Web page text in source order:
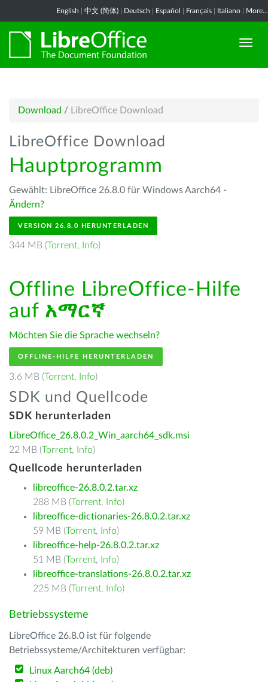
English 中文 (简体) Deutsch Español Français Italiano More...
Download / LibreOffice Download
LibreOffice Download
Hauptprogramm
Gewählt: LibreOffice 26.8.0 für Windows Aarch64 -
Ändern?
VERSION 26.8.0 HERUNTERLADEN
344 MB (Torrent, Info)
Offline LibreOffice-Hilfe
auf አማርኛ
Möchten Sie die Sprache wechseln?
OFFLINE-HILFE HERUNTERLADEN
3.6 MB (Torrent, Info)
SDK und Quellcode
SDK herunterladen
LibreOffice_26.8.0.2_Win_aarch64_sdk.msi
22 MB (Torrent, Info)
Quellcode herunterladen
libreoffice-26.8.0.2.tar.xz
288 MB (Torrent, Info)
libreoffice-dictionaries-26.8.0.2.tar.xz
59 MB (Torrent, Info)
libreoffice-help-26.8.0.2.tar.xz
51 MB (Torrent, Info)
libreoffice-translations-26.8.0.2.tar.xz
225 MB (Torrent, Info)
Betriebssysteme
LibreOffice 26.8.0 ist für folgende
Betriebssysteme/Architekturen verfügbar:
Linux Aarch64 (deb)